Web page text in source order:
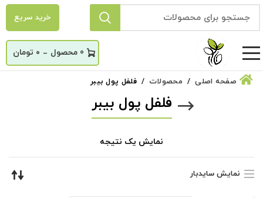
خرید سریع
0
_ ۰ تومان
صفحه اصلی محصولات فلفل پول بیبر
فلفل پول بیبر
نمایش یک نتیجه
نمایش سایدبار